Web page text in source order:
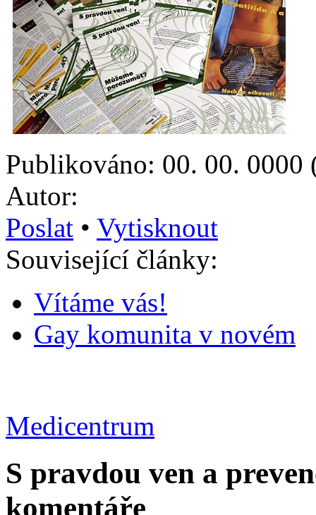
Publikováno: 00. 00. 0000
Autor:
Poslat • Vytisknout
Související články:
Vítáme vás!
Gay komunita v novém
Medicentrum
S pravdou ven a
komentáře